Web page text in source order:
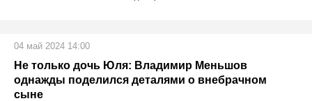
04 май 2024 14:00
Не только дочь Юля: Владимир Меньшов
однажды поделился деталями о внебрачном
сыне